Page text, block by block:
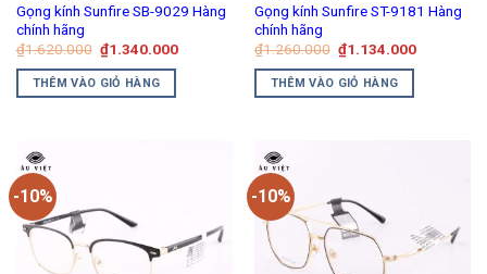
Gọng kính Sunfire SB-9029 Hàng
chính hãng
₫1.620.000 Giá
gốc
là:
₫1.620.000.
₫1.340.000Giá
THÊM VÀO GIỎ HÀNG
Gọng kính Sunfire ST-9181 Hàng
chính hãng
₫1.260.000 Giá
gốc
là:
₫1.260.000.
₫1.134.000Giá
THÊM VÀO GIỎ HÀNG
-10% -10%